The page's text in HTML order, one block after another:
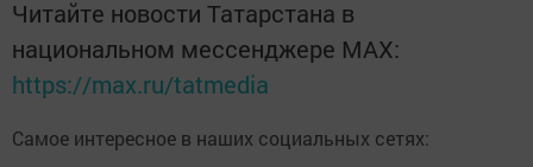
Читайте новости Татарстана в
национальном мессенджере MАХ:
https://max.ru/tatmedia
Самое интересное в наших социальных сетях: